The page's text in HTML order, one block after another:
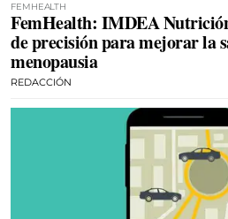
FEMHEALTH
FemHealth: IMDEA
de precisión para mejorar la
menopausia
REDACCIÓN